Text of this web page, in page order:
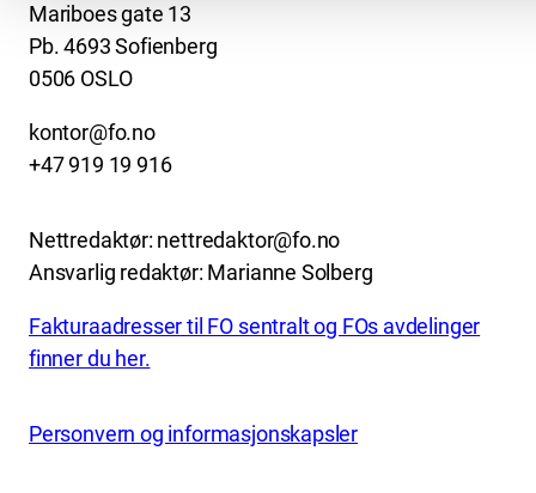
Mariboes gate 13
Pb. 4693 Sofienberg
0506 OSLO
kontor@fo.no
+47 919 19 916
Nettredaktør: nettredaktor@fo.no
Ansvarlig redaktør: Marianne Solberg
Fakturaadresser til FO sentralt og FOs avdelinger
finner du her.
Personvern og informasjonskapsler